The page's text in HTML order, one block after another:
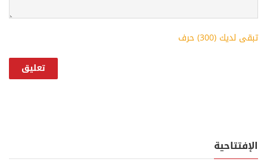
تبقى لديك (300) حرف
الإفتتاحية